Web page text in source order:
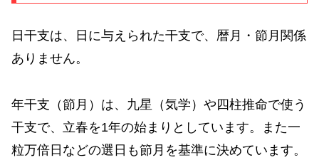
日干支は、日に与えられた干支で、暦月・節月関係
ありません。
年干支（節月）は、九星（気学）や四柱推命で使う
干支で、立春を1年の始まりとしています。また一
粒万倍日などの選日も節月を基準に決めています。